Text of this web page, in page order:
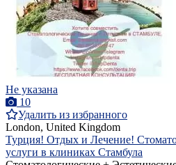
Не указана
10
Удалить из избранного
London, United Kingdom
Турция! Отдых и Лечение!
услуги в клиниках Стамбула